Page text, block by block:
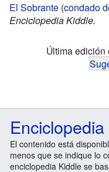
El Sobrante (condado
Enciclopedia Kiddle.
Última edición
El contenido está
menos que se indique lo
enciclopedia Kiddle se